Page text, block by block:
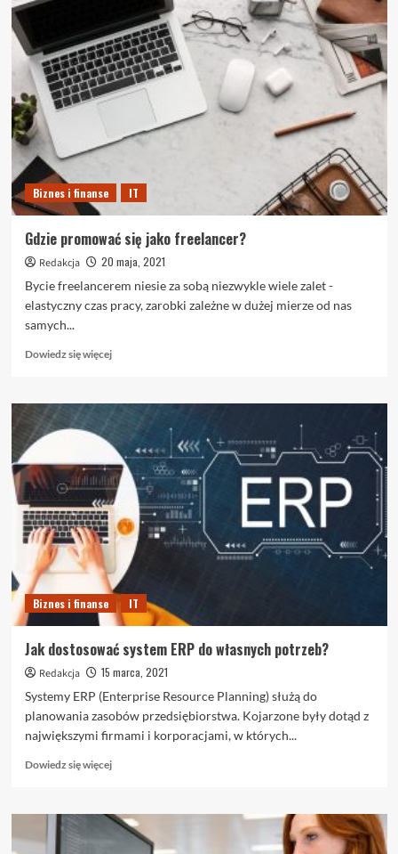
Ponadczasowy
iPhone
6s
Biznes i finanse IT
Gdzie promować się jako freelancer?
Redakcja
20 maja, 2021
Bycie freelancerem niesie za sobą niezwykle wiele zalet -
elastyczny czas pracy, zarobki zależne w dużej mierze od nas
samych...
Dowiedz się więcejDowiedz
o
Gdzie
promować
się
jako
freelancer?
Biznes i finanse IT
Jak dostosować system ERP do własnych potrzeb?
Redakcja
15 marca, 2021
Systemy ERP (Enterprise Resource Planning) służą do
planowania zasobów przedsiębiorstwa. Kojarzone były dotąd z
największymi firmami i korporacjami, w których...
Dowiedz się więcejDowiedz
o
Jak
dostosować